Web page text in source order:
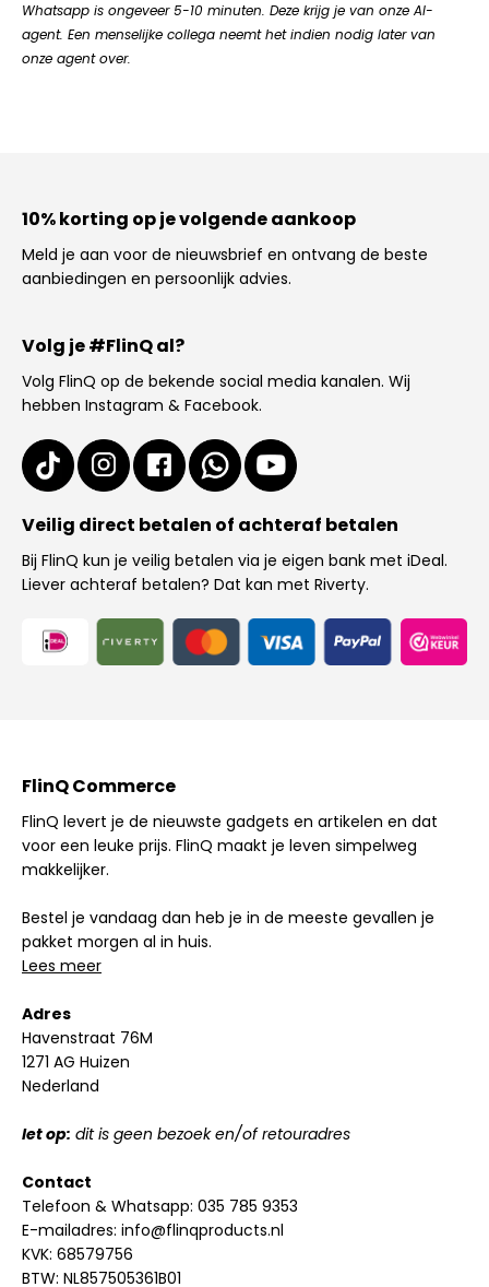
Whatsapp is ongeveer 5-10 minuten. Deze krijg je van onze AI-
agent. Een menselijke collega neemt het indien nodig later van
onze agent over.
10% korting op je volgende aankoop
Meld je aan voor de nieuwsbrief en ontvang de beste
aanbiedingen en persoonlijk advies.
Volg je #FlinQ al?
Volg FlinQ op de bekende social media kanalen. Wij
hebben Instagram & Facebook.
Veilig direct betalen of achteraf betalen
Bij FlinQ kun je veilig betalen via je eigen bank met iDeal.
Liever achteraf betalen? Dat kan met Riverty.
FlinQ Commerce
FlinQ levert je de nieuwste gadgets en artikelen en dat
voor een leuke prijs. FlinQ maakt je leven simpelweg
makkelijker.
Bestel je vandaag dan heb je in de meeste gevallen je
pakket morgen al in huis.
Lees meer
Adres
Havenstraat 76M
1271 AG Huizen
Nederland
let op: dit is geen bezoek en/of retouradres
Contact
Telefoon & Whatsapp: 035 785 9353
E-mailadres: info@flinqproducts.nl
KVK: 68579756
BTW: NL857505361B01